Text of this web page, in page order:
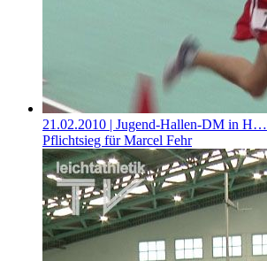
21.02.2010 | Jugend-Hallen-DM in H…
Pflichtsieg für Marcel Fehr